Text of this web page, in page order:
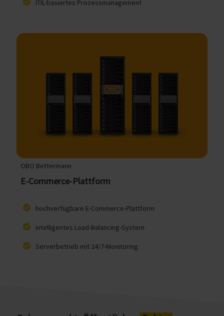
ITIL-basiertes Prozessmanagement
OBO Bettermann
E-Commerce-Plattform
hochverfügbare E-Commerce-Plattform
intelligentes Load-Balancing-System
Serverbetrieb mit 24/7-Monitoring